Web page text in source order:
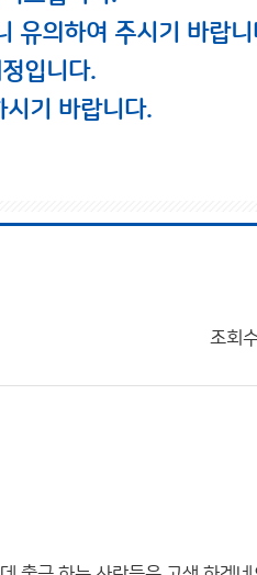
유의하여 주시기 바랍니
입니다.
시기 바랍니다.
조회